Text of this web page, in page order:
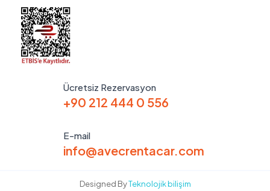
Ücretsiz Rezervasyon
+90 212 444 0 556
E-mail
info@avecrentacar.com
Designed ByTeknolojik bilişim